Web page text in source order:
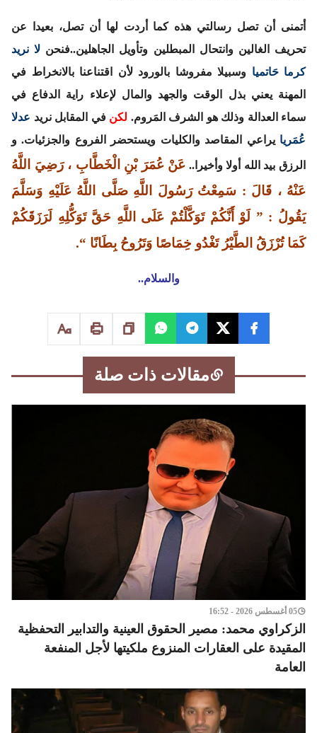
أتمنى أن تصل رسالتي هذه كما أردت لها أن تصل، بعيدا عن
تحريف الغالين وانتحال المبطلين وتأويل الجاهلين..فنحن لا نريد
كرما حَاتميا وسبيلا مفروشا بالورود لأن اقتناعنا بالانخراط في
المهنة يعني بذل الوقت والجهد والمال لإعلاء راية الدفاع في
سماء العدالة وذلك هو الشرف المَروم. لكن في المقابل نريد عدلا
عُمَريا يراعي المقاصد والكليات ويستحضر الفروع والجزئيات. و
الرزق بيد الله أولا وأخيرا.. عَنْ عُمَرَ بْنِ الْخَطَّابِ ، رَضِيَ اللَّهُ
عَنْهُ ، قَالَ : سَمِعْتُ رَسُولَ اللَّهِ صَلَّى اللَّهُ عَلَيْهِ وَسَلَّمَ
يَقُولُ : ” لَوْ أَنَّكُمْ تَوَكَّلْتُمْ عَلَى اللَّهِ حَقَّ تَوَكُّلِهِ لَرَزَقَكُمْ
كَمَا تُرْزَقُ الطَّيْرُ تَغْدُو خِمَاصًا وَتَرُوحُ بِطَانًا “.
والسلام..
مقالات ذات صلة
05 أغسطس 2026 - 16:52
الزكراوي محمد: مصير الحقوق العينية والتدابير التحفظية
المقيدة على العقارات المنزوع ملكيتها لأجل المنفعة
العامة